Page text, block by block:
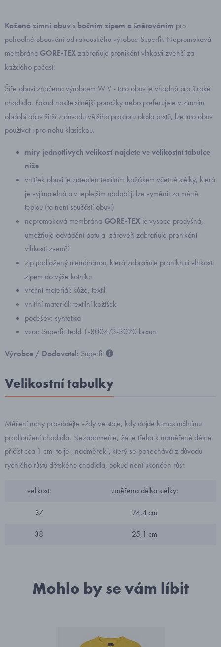
Kožená zimní obuv s bočním zipem a šněrováním pro
pohodlné obouvání od rakouského výrobce Superfit. Nepromokavá
membrána GORE-TEXzabraňuje pronikání vlhkosti zvenčí za
každého počasí.
Šíře obuvi značena výrobcem W V - tato obuv je vhodná pro široké
chodidlo. Pokud nosíte silnější ponožky nebo preferujete v zimním
období obuv širší z důvodu většího prostoru okolo prstů, lze tuto obuv
používat i pro nohu klasickou.
míry jednotlivých velikostí najdete ve velikostní tabulce
níže
vnitřek obuvi je zateplen textilním kožíškem včetně stélky, která
je vyjímatelná a v teplejším období ji lze vyměnit za méně
teplou (ta není součástí obuvi)
nepromokavá membrána GORE-TEX je vysoce prodyšná,
umožňuje odvádění potu a zároveň zabraňuje pronikání
vlhkosti zvenčí
zip podložený membránou, která zabraňuje proniknutí vlhkosti
zipem do výše kotníku
vrchní materiál: kůže, textil
vnitřní materiál: textilní kožíšek
podešev: syntetika
vzor: Superfit Tedd 1-800473-3020 braun
Výrobce / Dodavatel: Superfit
Velikostní tabulky
Měření nohy provádějte vždy ve stoje, kdy dojde k maximálnímu
prodloužení chodidla. Nezapomeňte, že je třeba k naměřené délce
přičíst cca 1 cm, to je ,,nadměrek", který se ponechává z důvodu
rychlého růstu dětského chodidla, pokud není ukončen růst.
velikost: změřena délka stélky:
37 24,4 cm
38 25,1 cm
Mohlo by se vám líbit